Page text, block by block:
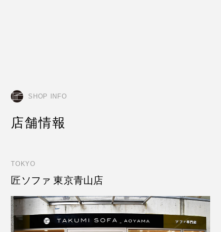
SHOP INFO
店舗情報
TOKYO
匠ソファ 東京青山店